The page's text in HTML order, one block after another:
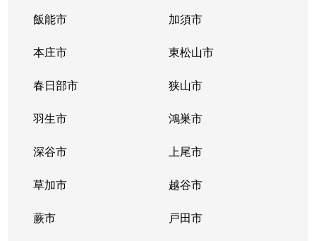
飯能市 加須市
本庄市 東松山市
春日部市 狭山市
羽生市 鴻巣市
深谷市 上尾市
草加市 越谷市
蕨市 戸田市